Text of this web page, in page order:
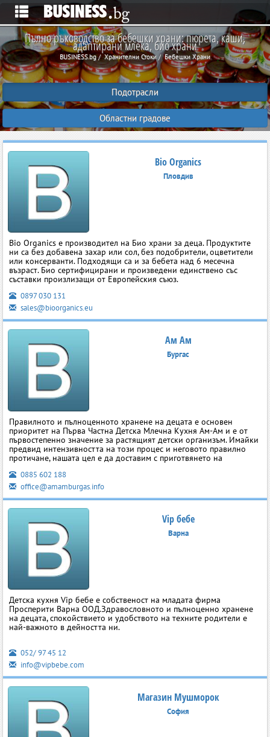
Пълно ръководство за бебешки храни: пюрета, каши,
адаптирани млека, био храни
BUSINESS.bg Хранителни Стоки Бебешки Храни
Подотрасли
Областни градове
Bio Organics
Пловдив
Bio Organics е производител на Био храни за деца. Продуктите
ни са без добавена захар или сол, без подобрители, оцветители
или консерванти. Подходящи са и за бебета над 6 месечна
възраст. Био сертифицирани и произведени единствено със
съставки произлизащи от Европейския съюз.
0897 030 131
sales@bioorganics.eu
Ам Ам
Бургас
Правилното и пълноценното хранене на децата е основен
приоритет на Първа Частна Детска Млечна Кухня Ам-Ам и е от
първостепенно значение за растящият детски организъм. Имайки
предвид интензивността на този процес и неговото правилно
протичане, нашата цел е да доставим с приготвянето на
0885 602 188
office@amamburgas.info
Vip бебе
Варна
Детска кухня Vip бебе е собственост на младата фирма
Просперити Варна ООД.Здравословното и пълноценно хранене
на децата, спокойствието и удобството на техните родители е
най-важното в дейността ни.
052/ 97 45 12
info@vipbebe.com
Магазин Мушморок
София